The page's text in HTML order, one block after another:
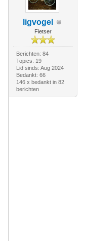
ligvogel
Fietser
Berichten: 84
Topics: 19
Lid sinds: Aug 2024
Bedankt: 66
146 x bedankt in 82
berichten